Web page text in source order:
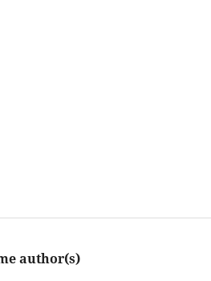
author(s)